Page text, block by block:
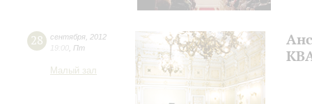
28 сентября 2012
19:00 Пт
Малый зал